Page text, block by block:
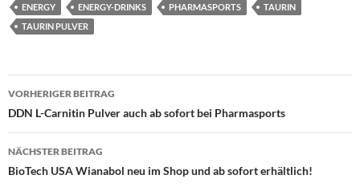
ENERGY
ENERGY-DRINKS PHARMASPORTS
TAURIN
TAURIN PULVER
Beitragsnavigation
VORHERIGER BEITRAG
DDN L-Carnitin Pulver auch ab sofort bei Pharmasports
NÄCHSTER BEITRAG
BioTech USA Wianabol neu im Shop und ab sofort erhältlich!